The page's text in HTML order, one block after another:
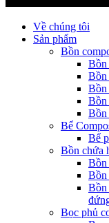
Về chúng tôi
Sản phẩm
Bồn
Bồn
Bồn
Bồn
Bồn
Bồn
Bể
Bể
Bồn chứa
Bồn
Bồn
Bồn
Bọc phủ